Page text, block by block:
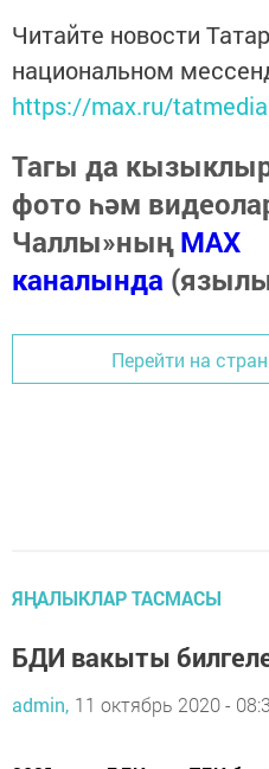
Читайте новости
национальном
https://max.ru/tatmedia
Тагы да
фото һәм
Чаллы»ныңMAX
каналында
Перейти на
ЯҢАЛЫКЛАР ТАСМАСЫ
БДИ вакыты
admin, 11 октябрь 2020 -